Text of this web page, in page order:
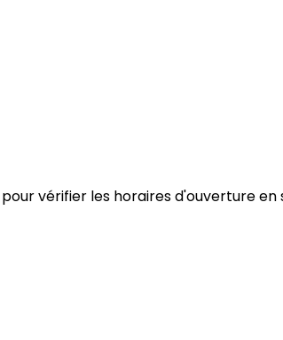
pour vérifier les horaires d'ouverture en